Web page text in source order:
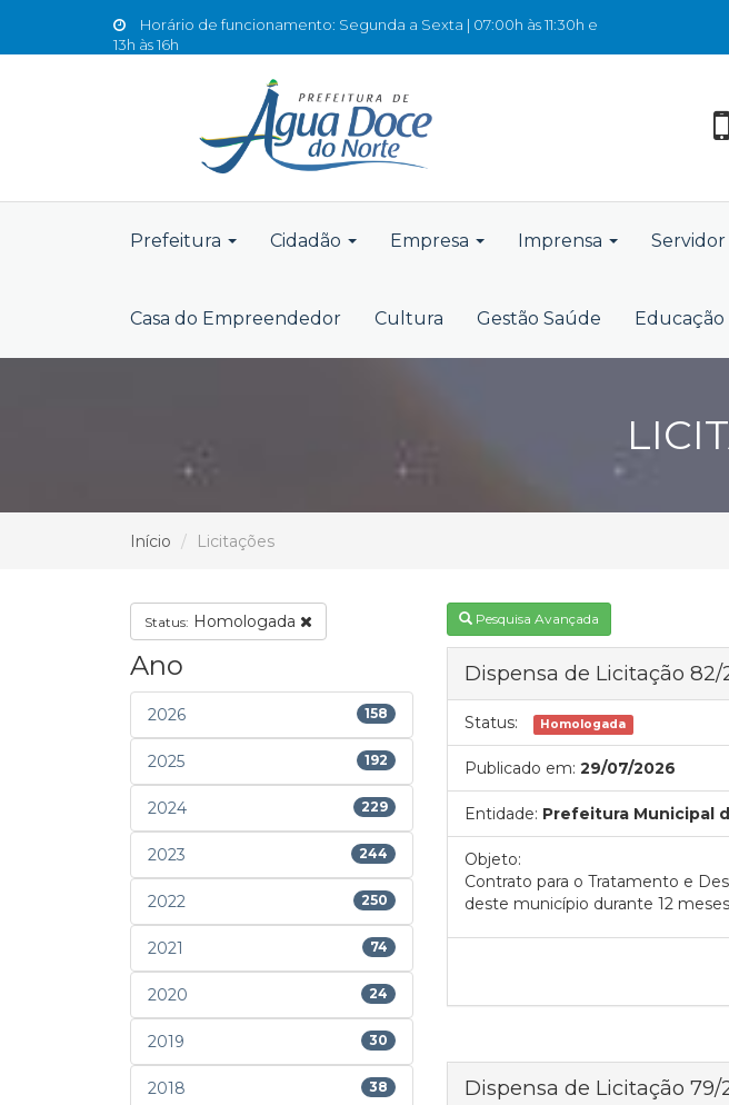
Horário de funcionamento: Segunda a Sexta | 07:00h às 11:30h e
13h às 16h
Prefeitura Cidadão Empresa Imprensa Servidor
Casa do Empreendedor Cultura Gestão Saúde Educação
Início Licitações
Status: Homologada
Ano
2026 158
2025 192
2024 229
2023 244
2022 250
2021 74
2020 24
2019 30
2018 38
Pesquisa Avançada
Dispensa de Licitação 82/
Status: Homologada
Publicado em: 29/07/2026
Entidade: Prefeitura Municipal
Objeto:
Contrato para o Tratamento e
deste município durante 12
Dispensa de Licitação 79/